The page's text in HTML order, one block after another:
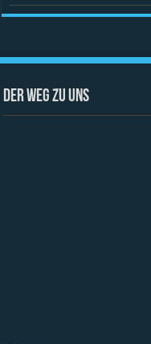
Der Weg zu uns